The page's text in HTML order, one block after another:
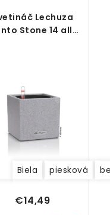
Lechuza
Stone 14 all-
Biela piesková
€14,49